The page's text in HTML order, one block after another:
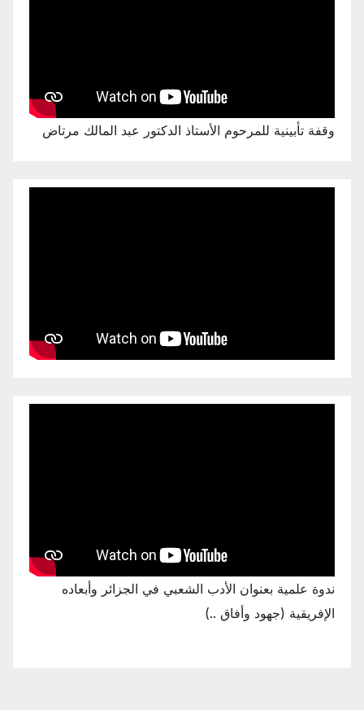
وقفة تأبينية للمرحوم الأستاذ الدكتور عبد المالك مرتاض
ندوة علمية بعنوان الأدب الشعبي في الجزائر وأبعاده
الإفريقية (جهود وأفاق ..)